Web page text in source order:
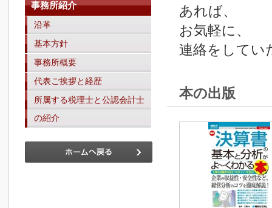
あれば、
お気軽に、
連絡をしてい
本の出版
事務所紹介
沿革
基本方針
事務所概要
代表ご挨拶と経歴
所属する税理士と公認会計士
の紹介